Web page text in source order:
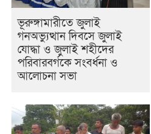
ভূরুঙ্গামারীতে জুলাই
গনঅভ্যুত্থান দিবসে জুলাই
যোদ্ধা ও জুলাই শহীদের
পরিবারবর্গকে সংবর্ধনা ও
আলোচনা সভা